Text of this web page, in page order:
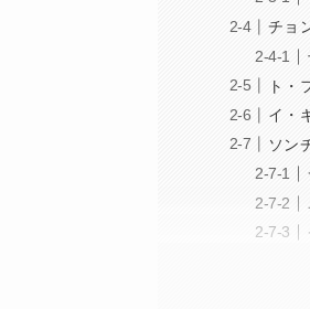
チョ
ト・
イ・
ソン